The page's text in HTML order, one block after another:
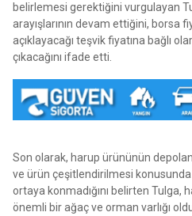
belirlemesi gerektiğini vurgulayan
arayışlarının devam ettiğini, borsa
açıklayacağı teşvik fiyatına bağlı
çıkacağını ifade etti.
Son olarak, harup ürününün
ve ürün çeşitlendirilmesi
ortaya konmadığını belirten Tulga,
önemli bir ağaç ve orman varlığı